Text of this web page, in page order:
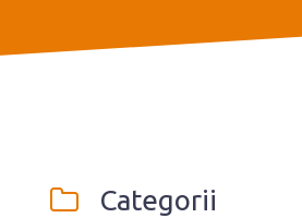
Categorii